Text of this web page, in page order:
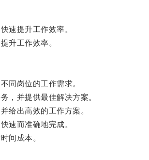
速提升工作效率。
升工作效率。
同岗位的工作需求。
并提供最佳解决方案。
出高效的工作方案。
速而准确地完成。
间成本。